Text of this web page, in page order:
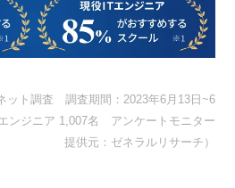
ット調査 調査期間：2023年6月13日~6
ンジニア 1,007名 アンケートモニター
提供元：ゼネラルリサーチ）